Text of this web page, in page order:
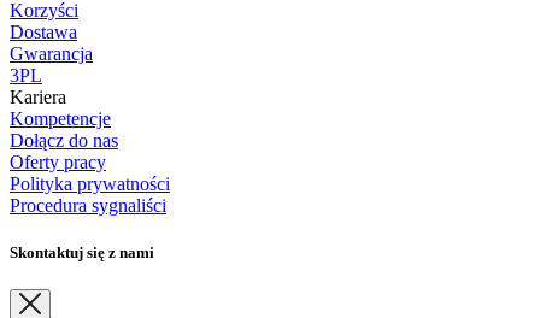
Korzyści
Dostawa
Gwarancja
3PL
Kariera
Kompetencje
Dołącz do nas
Oferty pracy
Polityka prywatności
Procedura sygnaliści
Skontaktuj się z nami